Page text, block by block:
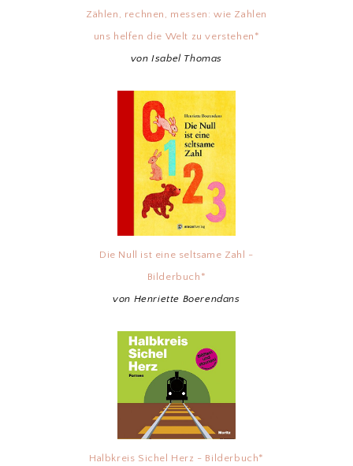
Zählen, rechnen, messen: wie Zahlen
uns helfen die Welt zu verstehen*
von Isabel Thomas
Die Null ist eine seltsame Zahl -
Bilderbuch*
von Henriette Boerendans
Halbkreis Sichel Herz - Bilderbuch*